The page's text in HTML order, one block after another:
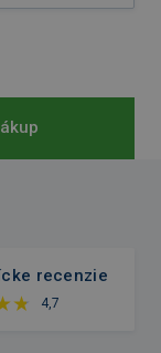
recenzie
4,7